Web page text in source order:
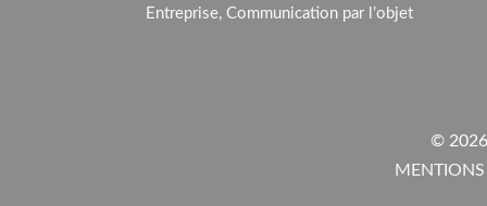
Entreprise, Communication par l’objet
©